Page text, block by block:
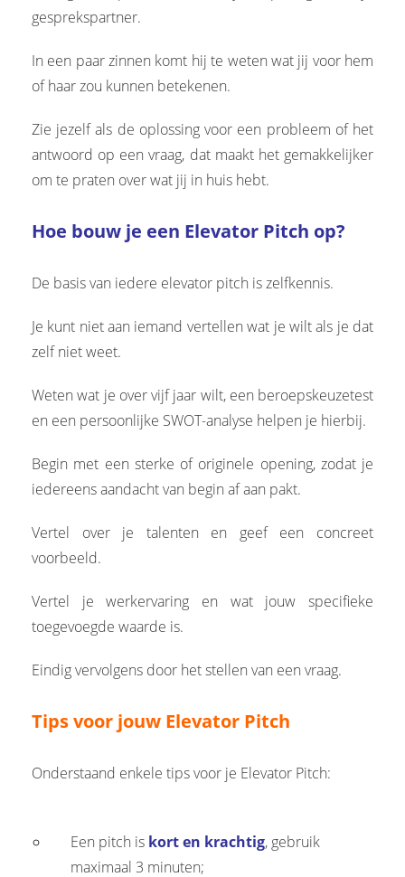
gesprekspartner.
In een paar zinnen komt hij te weten wat jij voor hem
of haar zou kunnen betekenen.
Zie jezelf als de oplossing voor een probleem of het
antwoord op een vraag, dat maakt het gemakkelijker
om te praten over wat jij in huis hebt.
Hoe bouw je een Elevator Pitch op?
De basis van iedere elevator pitch is zelfkennis.
Je kunt niet aan iemand vertellen wat je wilt als je dat
zelf niet weet.
Weten wat je over vijf jaar wilt, een beroepskeuzetest
en een persoonlijke SWOT-analyse helpen je hierbij.
Begin met een sterke of originele opening, zodat je
iedereens aandacht van begin af aan pakt.
Vertel over je talenten en geef een concreet
voorbeeld.
Vertel je werkervaring en wat jouw specifieke
toegevoegde waarde is.
Eindig vervolgens door het stellen van een vraag.
Tips voor jouw Elevator Pitch
Onderstaand enkele tips voor je Elevator Pitch:
Een pitch is kort en krachtig, gebruik
maximaal 3 minuten;